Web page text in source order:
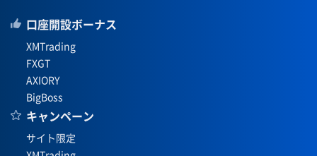
口座開設ボーナス
XMTrading
FXGT
AXIORY
BigBoss
キャンペーン
サイト限定